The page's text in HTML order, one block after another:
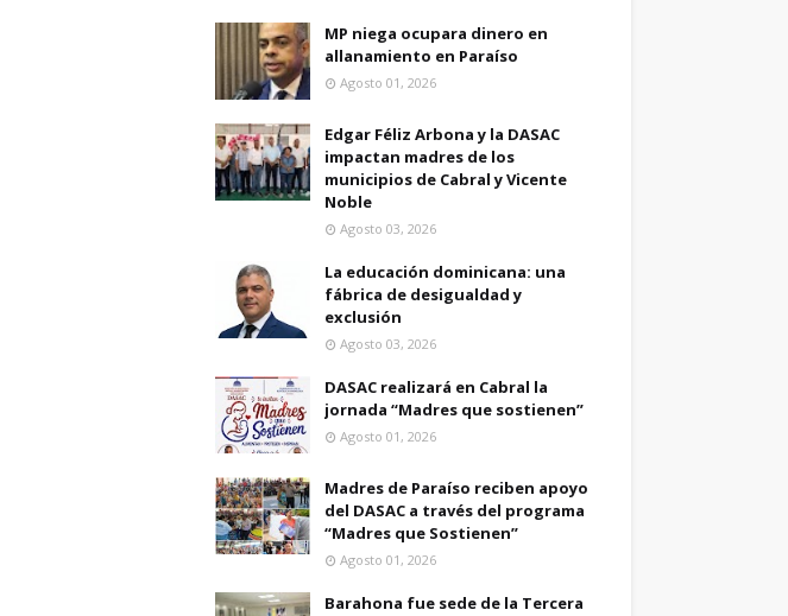
MP niega ocupara dinero en
allanamiento en Paraíso
Agosto 01, 2026
Edgar Féliz Arbona y la DASAC
impactan madres de los
municipios de Cabral y Vicente
Noble
Agosto 03, 2026
La educación dominicana: una
fábrica de desigualdad y
exclusión
Agosto 03, 2026
DASAC realizará en Cabral la
jornada “Madres que sostienen”
Agosto 01, 2026
Madres de Paraíso reciben apoyo
del DASAC a través del programa
“Madres que Sostienen”
Agosto 01, 2026
Barahona fue sede de la Tercera